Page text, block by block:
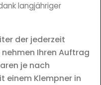
langjähriger
der jederzeit
Ihren Auftrag
je nach
einem Klempner in